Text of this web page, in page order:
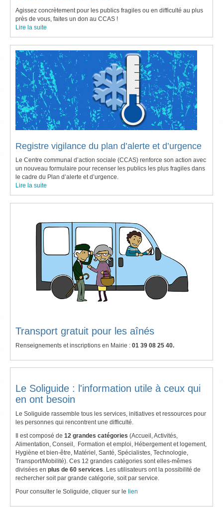
Agissez concrètement pour les publics fragiles ou en difficulté au plus
près de vous, faites un don au CCAS !
Lire la suite
Registre vigilance du plan d’alerte et d’urgence
Le Centre communal d’action sociale (CCAS) renforce son action avec
un nouveau formulaire pour recenser les publics les plus fragiles dans
le cadre du Plan d’alerte et d’urgence.
Lire la suite
Transport gratuit pour les aînés
Renseignements et inscriptions en Mairie : 01 39 08 25 40.
Le Soliguide : l'information utile à ceux qui
en ont besoin
Le Soliguide rassemble tous les services, initiatives et ressources pour
les personnes qui rencontrent une difficulté.
Il est composé de 12 grandes catégories (Accueil, Activités,
Alimentation, Conseil, Formation et emploi, Hébergement et logement,
Hygiène et bien-être, Matériel, Santé, Spécialistes, Technologie,
Transport/Mobilité). Ces 12 grandes catégories sont elles-mêmes
divisées en plus de 60 services. Les utilisateurs ont la possibilité de
rechercher soit par grande catégorie, soit par service.
Pour consulter le Soliguide, cliquer sur le Iien